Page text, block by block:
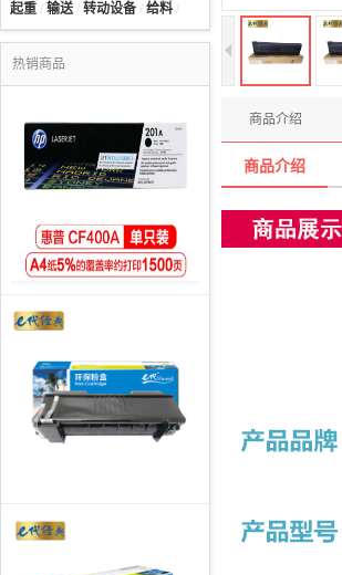
起重 / 输送/ 转动设备 / 给料 /
热销商品
商品介绍
商品介绍